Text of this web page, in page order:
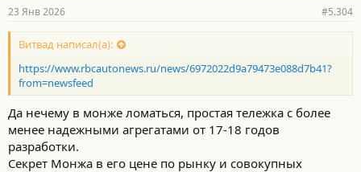
н
о
с
и
:
23 Янв 2026 #5.304
Витвад написал(а):
https://www.rbcautonews.ru/news/6972022d9a79473e088d7b41?
from=newsfeed
Да нечему в монже ломаться, простая тележка с более
менее надежными агрегатами от 17-18 годов
разработки.
Секрет Монжа в его цене по рынку и совокупных